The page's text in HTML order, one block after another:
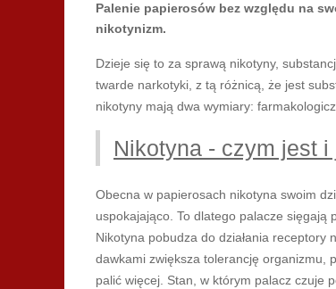
Palenie papierosów bez względu na
nikotynizm.
Dzieje się to za sprawą nikotyny,
twarde narkotyki, z tą różnicą, że jest
nikotyny mają dwa wymiary:
Nikotyna - czym jest i
Obecna w papierosach nikotyna swoim
uspokajająco. To dlatego palacze sięgają
Nikotyna pobudza do działania receptory
dawkami zwiększa tolerancję organizmu,
palić więcej. Stan, w którym palacz czuje